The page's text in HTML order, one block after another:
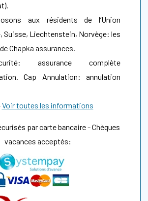
aux résidents de l’Union
Suisse, Liechtenstein, Norvège: les
Chapka assurances.
assurance complète
Cap Annulation: annulation
Voir toutes les informations
par carte bancaire - Chèques
vacances acceptés: